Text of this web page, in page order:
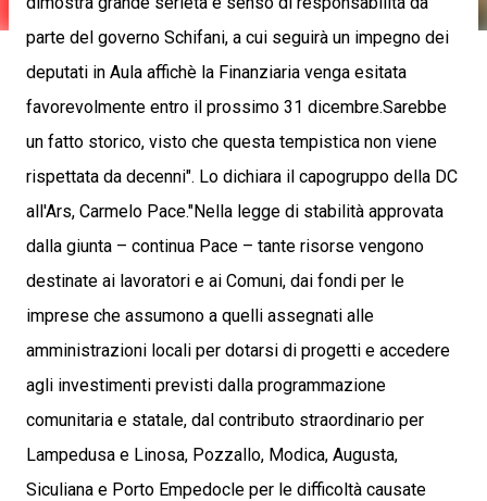
parte del governo Schifani, a cui seguirà un impegno dei
deputati in Aula affichè la Finanziaria venga esitata
favorevolmente entro il prossimo 31 dicembre.Sarebbe
un fatto storico, visto che questa tempistica non viene
rispettata da decenni". Lo dichiara il capogruppo della DC
all'Ars, Carmelo Pace."Nella legge di stabilità approvata
dalla giunta – continua Pace – tante risorse vengono
destinate ai lavoratori e ai Comuni, dai fondi per le
imprese che assumono a quelli assegnati alle
amministrazioni locali per dotarsi di progetti e accedere
agli investimenti previsti dalla programmazione
comunitaria e statale, dal contributo straordinario per
Lampedusa e Linosa, Pozzallo, Modica, Augusta,
Siculiana e Porto Empedocle per le difficoltà causate